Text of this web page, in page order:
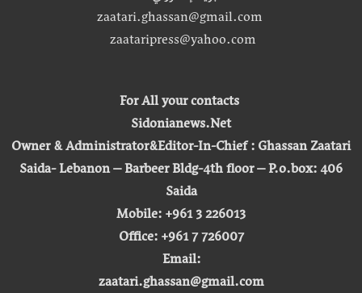
zaatari.ghassan@gmail.com
zaataripress@yahoo.com
For All your contacts
Sidonianews.Net
Owner & Administrator&Editor-In-Chief : Ghassan Zaatari
Saida- Lebanon – Barbeer Bldg-4th floor – P.o.box: 406
Saida
Mobile: +961 3 226013
Office: +961 7 726007
Email:
zaatari.ghassan@gmail.com